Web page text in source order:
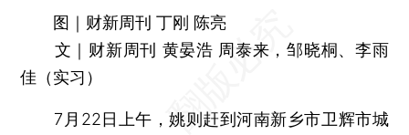
图｜财新周刊 丁刚 陈亮
文｜财新周刊 黄晏浩 周泰来，邹晓桐、李雨
佳（实习）
7月22日上午，姚则赶到河南新乡市卫辉市城